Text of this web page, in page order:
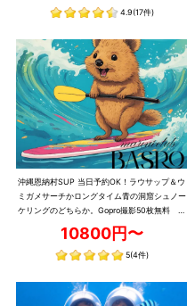
4.9(17件)
沖縄恩納村SUP 当日予約OK！ラウサップ＆ウ
ミガメサーチかロングタイム青の洞窟シュノー
ケリングのどちらか。Gopro撮影50枚無料 ラ
ウ兄のお店！素潜りできます♪
10800円〜
5(4件)